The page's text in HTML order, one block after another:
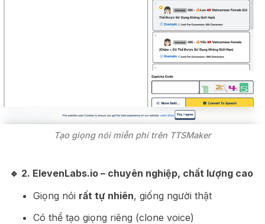
Tạo giọng nói miễn phí trên TTSMaker
🔹 2. ElevenLabs.io – chuyên nghiệp, chất lượng cao
Giọng nói rất tự nhiên, giống người thật
Có thể tạo giọng riêng (clone voice)